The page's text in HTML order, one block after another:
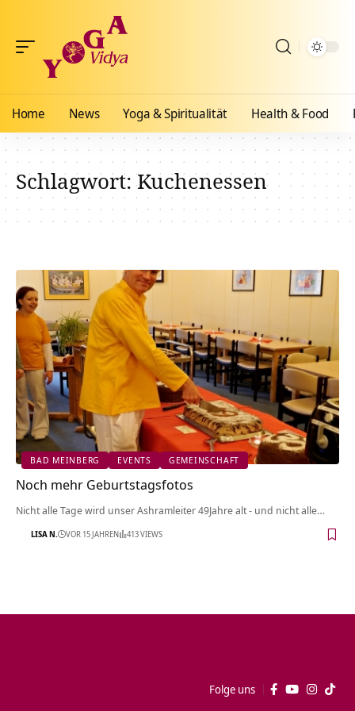
Home News Yoga & Spiritualität Health & Food
Schlagwort:Kuchenessen
BAD MEINBERG EVENTS GEMEINSCHAFT
Noch mehr Geburtstagsfotos
Nicht alle Tage wird unser Ashramleiter 49Jahre alt - und nicht alle…
LISA N. VOR 15 JAHREN 413 VIEWS
Folge uns